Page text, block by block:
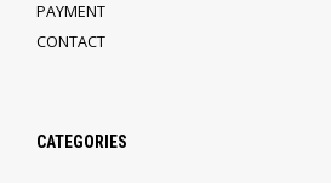
PAYMENT
CONTACT
CATEGORIES